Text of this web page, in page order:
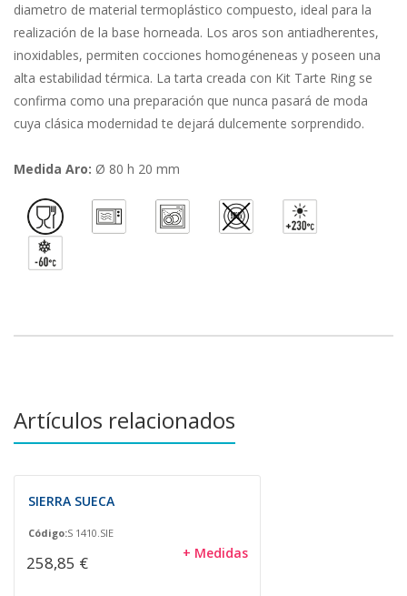
diametro de material termoplástico compuesto, ideal para la
realización de la base horneada. Los aros son antiadherentes,
inoxidables, permiten cocciones homogéneneas y poseen una
alta estabilidad térmica. La tarta creada con Kit Tarte Ring se
confirma como una preparación que nunca pasará de moda
cuya clásica modernidad te dejará dulcemente sorprendido.
Medida Aro: Ø 80 h 20 mm
Artículos relacionados
SIERRA SUECA
Código:S 1410.SIE
258,85 € + Medidas